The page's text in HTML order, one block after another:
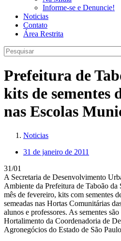
Informe-se e Denuncie!
Noticias
Contato
Área Restrita
Prefeitura de
kits de sementes
nas Escolas
Noticias
31 de janeiro de 2011
31/01
A Secretaria de Desenvolvimento
Ambiente da Prefeitura de Taboão
mês de fevereiro, kits com sementes
semeadas nas Hortas Comunitárias
alunos e professores. As sementes
Hortalimento da Coordenadoria de
Agronegócios do Estado de São